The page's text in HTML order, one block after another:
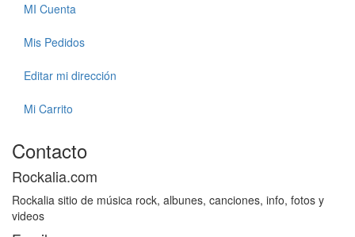
MI Cuenta
Mis Pedidos
Editar mi dirección
Mi Carrito
Contacto
Rockalia.com
Rockalia sitio de música rock, albunes, canciones, info, fotos y
videos